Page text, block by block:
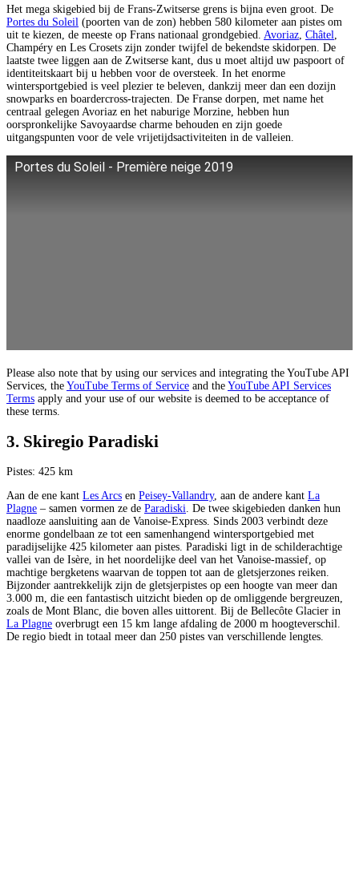
Het mega skigebied bij de Frans-Zwitserse grens is bijna even groot. De
Portes du Soleil (poorten van de zon) hebben 580 kilometer aan pistes om
uit te kiezen, de meeste op Frans nationaal grondgebied. Avoriaz Châtel
Champéry en Les Crosets zijn zonder twijfel de bekendste skidorpen. De
laatste twee liggen aan de Zwitserse kant, dus u moet altijd uw paspoort of
identiteitskaart bij u hebben voor de oversteek. In het enorme
wintersportgebied is veel plezier te beleven, dankzij meer dan een dozijn
snowparks en boardercross-trajecten. De Franse dorpen, met name het
centraal gelegen Avoriaz en het naburige Morzine, hebben hun
oorspronkelijke Savoyaardse charme behouden en zijn goede
uitgangspunten voor de vele vrijetijdsactiviteiten in de valleien.
Portes du Soleil - Première neige 2019
Please also note that by using our services and integrating the YouTube API
Services, the YouTube Terms of Service and the YouTube API Services
Terms apply and your use of our website is deemed to be acceptance of
these terms.
3. Skiregio Paradiski
Pistes: 425 km
Aan de ene kant Les Arcs en Peisey-Vallandry, aan de andere kant La
Plagne – samen vormen ze de Paradiski. De twee skigebieden danken hun
naadloze aansluiting aan de Vanoise-Express. Sinds 2003 verbindt deze
enorme gondelbaan ze tot een samenhangend wintersportgebied met
paradijselijke 425 kilometer aan pistes. Paradiski ligt in de schilderachtige
vallei van de Isère, in het noordelijke deel van het Vanoise-massief, op
machtige bergketens waarvan de toppen tot aan de gletsjerzones reiken.
Bijzonder aantrekkelijk zijn de gletsjerpistes op een hoogte van meer dan
3.000 m, die een fantastisch uitzicht bieden op de omliggende bergreuzen,
zoals de Mont Blanc, die boven alles uittorent. Bij de Bellecôte Glacier in
La Plagne overbrugt een 15 km lange afdaling de 2000 m hoogteverschil.
De regio biedt in totaal meer dan 250 pistes van verschillende lengtes.